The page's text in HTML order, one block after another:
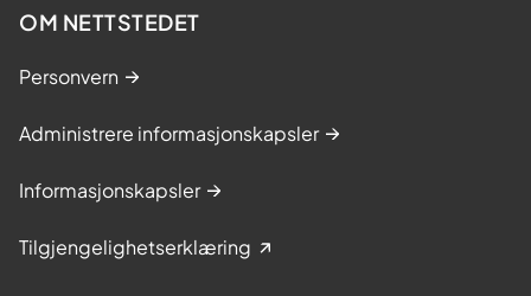
OM NETTSTEDET
Personvern
Administrere informasjonskapsler
Informasjonskapsler
Tilgjengelighetserklæring